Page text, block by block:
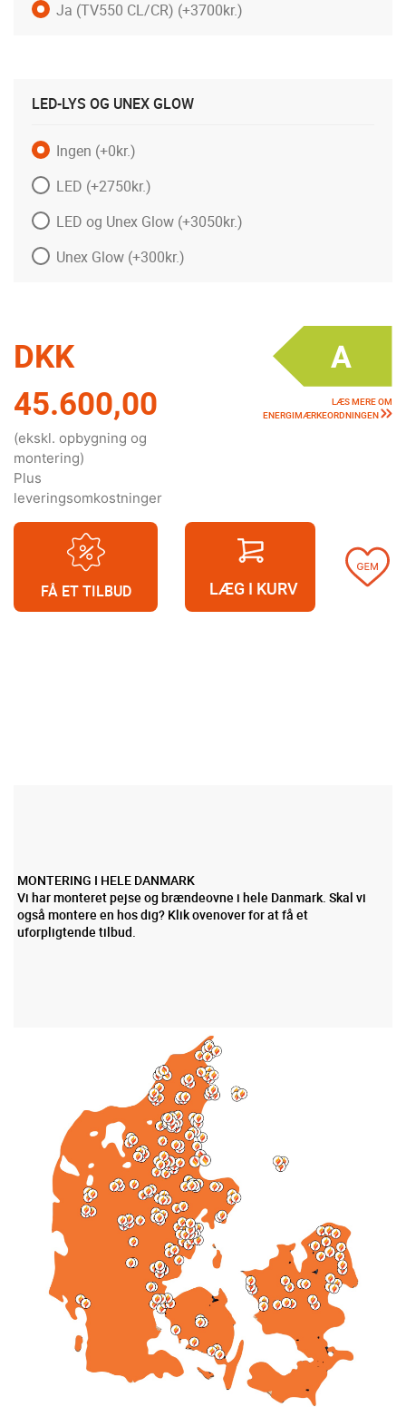
Ja (TV550 CL/CR) (+3700kr.)
LED-LYS OG UNEX GLOW
Ingen (+0kr.)
LED (+2750kr.)
LED og Unex Glow (+3050kr.)
Unex Glow (+300kr.)
DKK
45.600,00
(ekskl. opbygning og
montering)
Plus
leveringsomkostninger
LÆS MERE OM
ENERGIMÆRKEORDNINGEN
FÅ ET TILBUD LÆG I KURV
MONTERING I HELE DANMARK
Vi har monteret pejse og brændeovne i hele Danmark. Skal vi
også montere en hos dig? Klik ovenover for at få et
uforpligtende tilbud.